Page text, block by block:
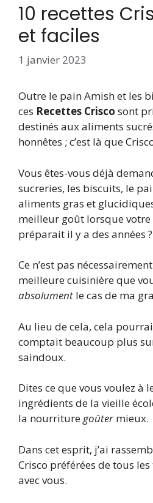
10 recettes
et faciles
1 janvier 2023
Outre le pain Amish et les
ces Recettes Crisco sont
destinés aux aliments
honnêtes ; c’est là que
Vous êtes-vous déjà
sucreries, les biscuits, le
aliments gras et
meilleur goût lorsque
préparait il y a des années ?
Ce n’est pas
meilleure cuisinière que
absolument le cas de ma
Au lieu de cela, cela
comptait beaucoup plus
saindoux.
Dites ce que vous voulez à
ingrédients de la vieille
la nourrituregoûtermieux.
Dans cet esprit, j’ai
Crisco préférées de tous
avec vous.